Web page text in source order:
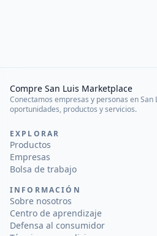
Compre San Luis Marketplace
Conectamos empresas y personas en San
oportunidades, productos y servicios.
EXPLORAR
Productos
Empresas
Bolsa de trabajo
INFORMACIÓN
Sobre nosotros
Centro de aprendizaje
Defensa al consumidor